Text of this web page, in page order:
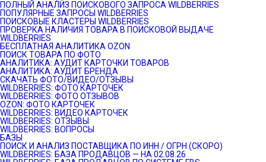
ПОЛНЫЙ АНАЛИЗ ПОИСКОВОГО ЗАПРОСА WILDBERRIES
ПОПУЛЯРНЫЕ ЗАПРОСЫ WILDBERRIES
ПОИСКОВЫЕ КЛАСТЕРЫ WILDBERRIES
ПРОВЕРКА НАЛИЧИЯ ТОВАРА В ПОИСКОВОЙ ВЫДАЧЕ
WILDBERRIES
БЕСПЛАТНАЯ АНАЛИТИКА OZON
ПОИСК ТОВАРА ПО ФОТО
АНАЛИТИКА: АУДИТ КАРТОЧКИ ТОВАРОВ
АНАЛИТИКА: АУДИТ БРЕНДА
СКАЧАТЬ ФОТО/ВИДЕО/ОТЗЫВЫ
WILDBERRIES: ФОТО КАРТОЧЕК
WILDBERRIES: ФОТО ОТЗЫВОВ
OZON: ФОТО КАРТОЧЕК
WILDBERRIES: ВИДЕО КАРТОЧЕК
WILDBERRIES: ОТЗЫВЫ
WILDBERRIES: ВОПРОСЫ
БАЗЫ
ПОИСК И АНАЛИЗ ПОСТАВЩИКА ПО ИНН / ОГРН (СКОРО)
WILDBERRIES: БАЗА ПРОДАВЦОВ — НА 02.08.26